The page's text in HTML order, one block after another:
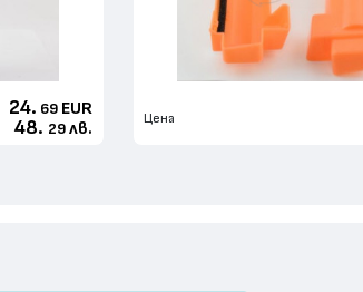
24. 69 EUR
48. 29 лв.
Цена